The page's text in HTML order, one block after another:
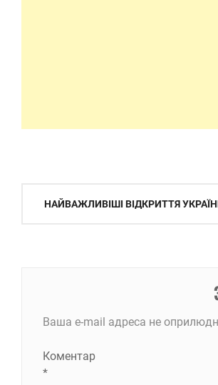
Навігація
НАЙВАЖЛИВІШІ ВІДКРИТТЯ
Ваша e-mail адреса не
Коментар
*